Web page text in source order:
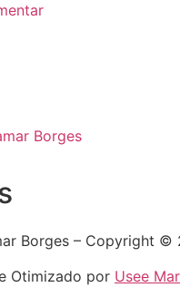
Borges
Borges – Copyright ©
Otimizado por Usee